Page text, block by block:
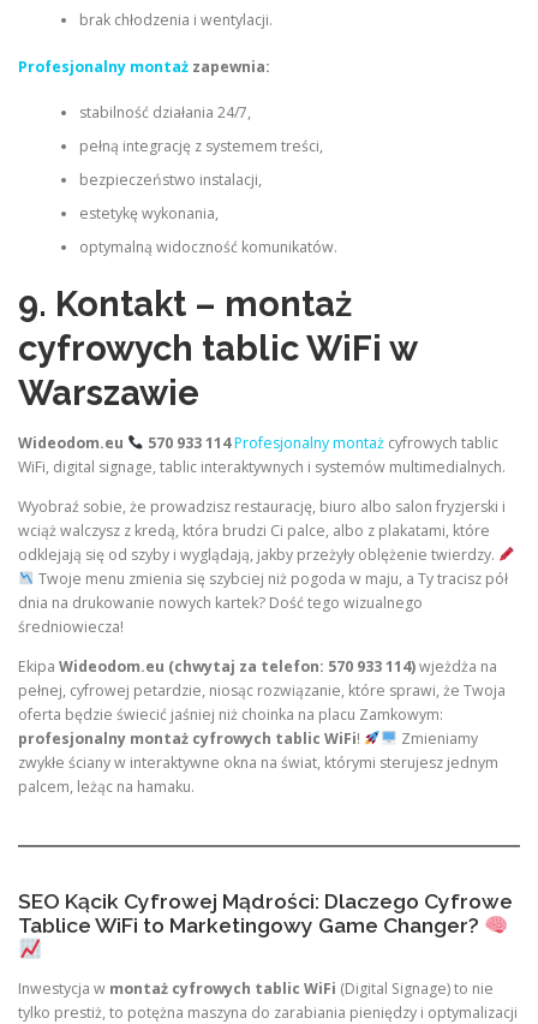
brak chłodzenia i wentylacji.
Profesjonalny montaż zapewnia:
stabilność działania 24/7,
pełną integrację z systemem treści,
bezpieczeństwo instalacji,
estetykę wykonania,
optymalną widoczność komunikatów.
9. Kontakt – montaż
cyfrowych tablic WiFi w
Warszawie
Wideodom.eu 570 933 114Profesjonalny montażcyfrowych tablic
WiFi, digital signage, tablic interaktywnych i systemów multimedialnych.
Wyobraź sobie, że prowadzisz restaurację, biuro albo salon fryzjerski i
wciąż walczysz z kredą, która brudzi Ci palce, albo z plakatami, które
odklejają się od szyby i wyglądają, jakby przeżyły oblężenie twierdzy.
Twoje menu zmienia się szybciej niż pogoda w maju, a Ty tracisz pół
dnia na drukowanie nowych kartek? Dość tego wizualnego
średniowiecza!
Ekipa Wideodom.eu (chwytaj za telefon: 570 933 114)wjeżdża na
pełnej, cyfrowej petardzie, niosąc rozwiązanie, które sprawi, że Twoja
oferta będzie świecić jaśniej niż choinka na placu Zamkowym:
profesjonalny montaż cyfrowych tablic WiFi!
Zmieniamy
zwykłe ściany w interaktywne okna na świat, którymi sterujesz jednym
palcem, leżąc na hamaku.
SEO Kącik Cyfrowej Mądrości: Dlaczego Cyfrowe
Tablice WiFi to Marketingowy Game Changer?
Inwestycja w montaż cyfrowych tablic WiFi (Digital Signage) to nie
tylko prestiż, to potężna maszyna do zarabiania pieniędzy i optymalizacji